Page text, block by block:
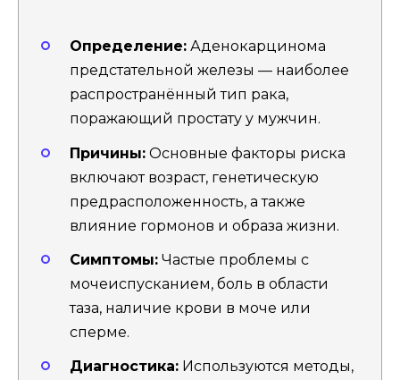
Определение: Аденокарцинома
предстательной железы — наиболее
распространённый тип рака,
поражающий простату у мужчин.
Причины: Основные факторы риска
включают возраст, генетическую
предрасположенность, а также
влияние гормонов и образа жизни.
Симптомы: Частые проблемы с
мочеиспусканием, боль в области
таза, наличие крови в моче или
сперме.
Диагностика: Используются методы,